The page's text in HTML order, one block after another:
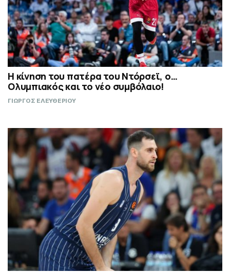
Η κίνηση του πατέρα του Ντόρσεϊ, ο…
Ολυμπιακός και το νέο συμβόλαιο!
ΓΙΩΡΓΟΣ ΕΛΕΥΘΕΡΙΟΥ